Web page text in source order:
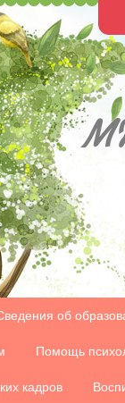
об
Помощь
кадров